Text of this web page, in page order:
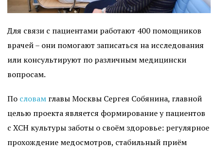
Для связи с пациентами работают 400 помощников
врачей – они помогают записаться на исследования
или консультируют по различным медицински
вопросам.
По словам главы Москвы Сергея Собянина, главной
целью проекта является формирование у пациентов
с ХСН культуры заботы о своём здоровье: регулярное
прохождение медосмотров, стабильный приём